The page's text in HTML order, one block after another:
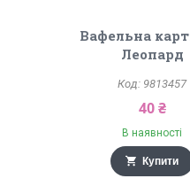
Вафельна
Леопард
9813457
40 ₴
В наявності
Купити